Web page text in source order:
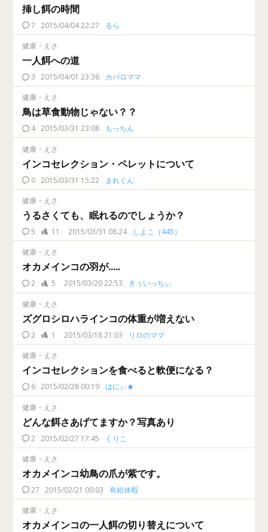
挿し餌の時間
7 2015/04/04 22:27 るら
健康・えさ
一人餌への道
3 2015/04/01 23:36 カバロママ
健康・えさ
鳥は草食動物じゃない？？
4 2015/03/31 23:08 もっちん
健康・えさ
インコセレクション・ペレットについて
0 2015/03/31 15:22 まれくん
健康・えさ
うるさくても、眠れるのでしょうか？
5 11 2015/03/31 08:24 しよこ（445）
健康・えさ
オカメインコの羽が.....
2 5 2015/03/20 22:53 きぅいっちぃ
健康・えさ
ズグロシロハラインコの体重が増えない
2 1 2015/03/18 21:03 リロのママ
健康・えさ
インコセレクションを食べると軟便になる？
6 2015/02/28 00:19 はにぃ★
健康・えさ
どんな餌さあげてますか？写真あり
2 2015/02/27 17:45 くりこ
健康・えさ
オカメインコ幼鳥の爪が紫です。
27 2015/02/21 00:03 有給休暇
健康・えさ
オカメインコの一人餌の切り替えについて